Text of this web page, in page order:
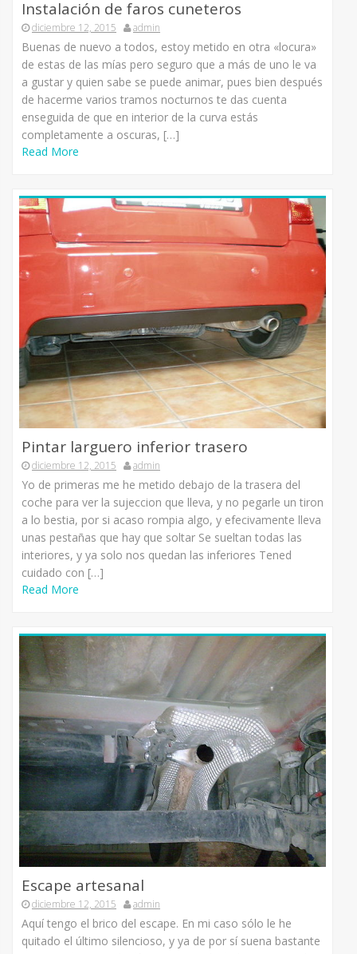
Instalación de faros cuneteros
diciembre 12, 2015 admin
Buenas de nuevo a todos, estoy metido en otra «locura»
de estas de las mías pero seguro que a más de uno le va
a gustar y quien sabe se puede animar, pues bien después
de hacerme varios tramos nocturnos te das cuenta
enseguida de que en interior de la curva estás
completamente a oscuras, […]
Read More
Pintar larguero inferior trasero
diciembre 12, 2015 admin
Yo de primeras me he metido debajo de la trasera del
coche para ver la sujeccion que lleva, y no pegarle un tiron
a lo bestia, por si acaso rompia algo, y efecivamente lleva
unas pestañas que hay que soltar Se sueltan todas las
interiores, y ya solo nos quedan las inferiores Tened
cuidado con […]
Read More
Escape artesanal
diciembre 12, 2015 admin
Aquí tengo el brico del escape. En mi caso sólo le he
quitado el último silencioso, y ya de por sí suena bastante